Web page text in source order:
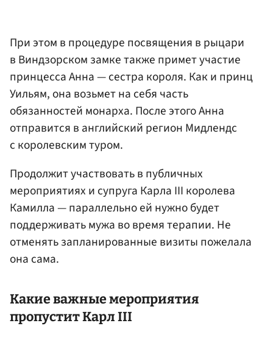
При этом в процедуре посвящения в рыцари
в Виндзорском замке также примет участие
принцесса Анна — сестра короля. Как и принц
Уильям, она возьмет на себя часть
обязанностей монарха. После этого Анна
отправится в английский регион Мидлендс
с королевским туром.
Продолжит участвовать в публичных
мероприятиях и супруга Карла III королева
Камилла — параллельно ей нужно будет
поддерживать мужа во время терапии. Не
отменять запланированные визиты пожелала
она сама.
Какие важные мероприятия
пропустит Карл III